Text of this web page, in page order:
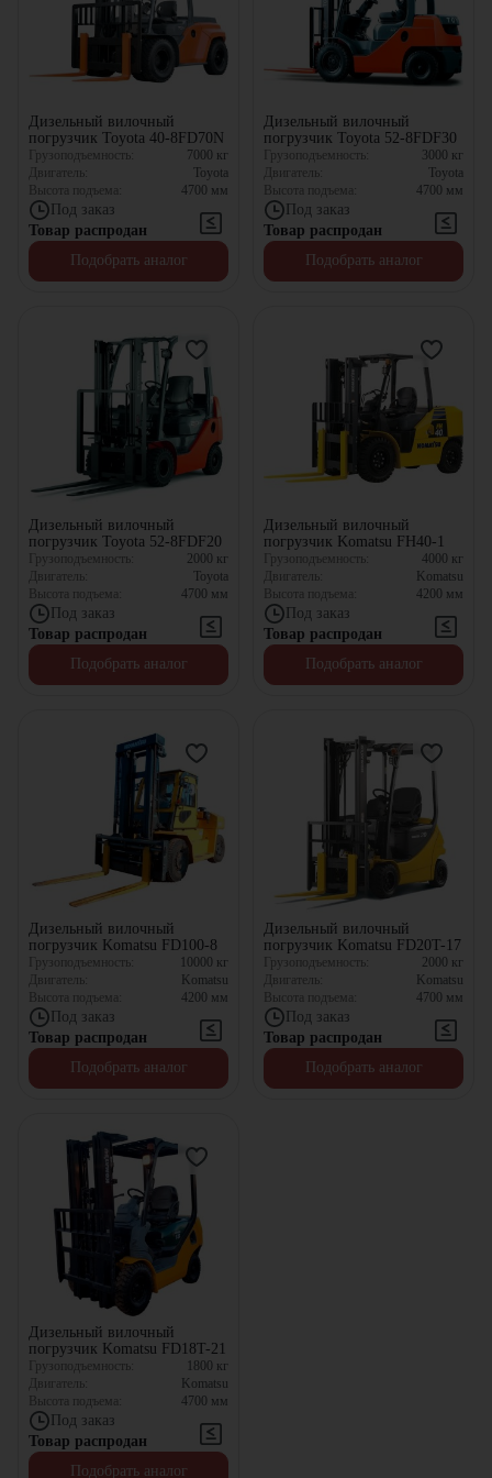
Дизельный вилочный
погрузчик Toyota 40-8FD70N
Грузоподъемность: 7000 кг
Двигатель:
Toyota
Высота подъема:
4700 мм
Под заказ
Товар распродан
Подобрать аналог
Дизельный вилочный
погрузчик Toyota 52-8FDF30
Грузоподъемность: 3000 кг
Двигатель:
Toyota
Высота подъема:
4700 мм
Под заказ
Товар распродан
Подобрать аналог
Дизельный вилочный
погрузчик Toyota 52-8FDF20
Грузоподъемность: 2000 кг
Двигатель:
Toyota
Высота подъема:
4700 мм
Под заказ
Товар распродан
Подобрать аналог
Дизельный вилочный
погрузчик Komatsu FH40-1
Грузоподъемность: 4000 кг
Двигатель:
Komatsu
Высота подъема:
4200 мм
Под заказ
Товар распродан
Подобрать аналог
Дизельный вилочный
погрузчик Komatsu FD100-8
Грузоподъемность: 10000 кг
Двигатель:
Komatsu
Высота подъема:
4200 мм
Под заказ
Товар распродан
Подобрать аналог
Дизельный вилочный
погрузчик Komatsu FD20T-17
Грузоподъемность: 2000 кг
Двигатель:
Komatsu
Высота подъема:
4700 мм
Под заказ
Товар распродан
Подобрать аналог
Дизельный вилочный
погрузчик Komatsu FD18T-21
Грузоподъемность: 1800 кг
Двигатель:
Komatsu
Высота подъема:
4700 мм
Под заказ
Товар распродан
Подобрать аналог